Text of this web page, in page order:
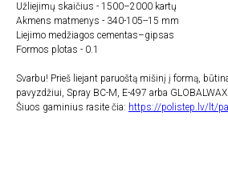
Užliejimų skaičius - 1500–2000 kartų
Akmens matmenys - 340-105--15 mm
Liejimo medžiagos cementas–gipsas
Formos plotas - 0.1
Svarbu! Prieš liejant paruoštą mišinį į formą,
pavyzdžiui, Spray BC-M, E-497 arba GLOBALWAX.
Šiuos gaminius rasite čia: https://polistep.lv/lt/